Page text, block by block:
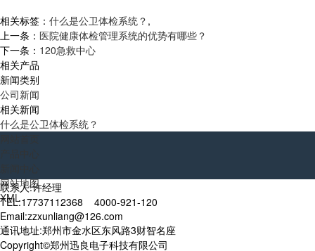
相关标签： 什么是公卫体检系统？ ,
上一条： 医院健康体检管理系统的优势有哪些？
下一条： 120急救中心
相关产品
新闻类别
公司新闻
相关新闻
什么是公卫体检系统？
网站地图
XML
联系人:许经理
TEL:17737112368 4000-921-120
Email:zzxunliang@126.com
通讯地址:郑州市金水区东风路3财智名座
Copyright©郑州迅良电子科技有限公司